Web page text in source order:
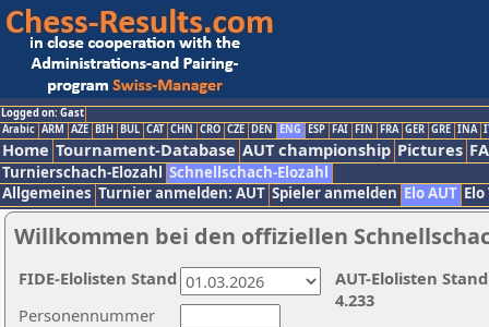
Logged on: Gast
Arabic ARM AZE BIH BUL CAT CHN CRO CZE DEN ENG ESP FAI FIN FRA GER GRE INA
Home Tournament-Database AUT championship Pictures
Turnierschach-Elozahl Schnellschach-Elozahl
Allgemeines Turnier anmelden: AUT Spieler anmelden Elo AUT
Willkommen bei den offiziellen
Personennummer
AUT-Elolisten
4.233
FIDE-Elolisten Stand